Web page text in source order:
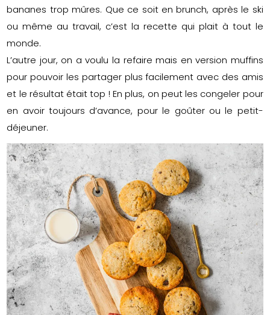
bananes trop mûres. Que ce soit en brunch, après le ski
ou même au travail, c’est la recette qui plait à tout le
monde.
L’autre jour, on a voulu la refaire mais en version muffins
pour pouvoir les partager plus facilement avec des amis
et le résultat était top ! En plus, on peut les congeler pour
en avoir toujours d’avance, pour le goûter ou le petit-
déjeuner.